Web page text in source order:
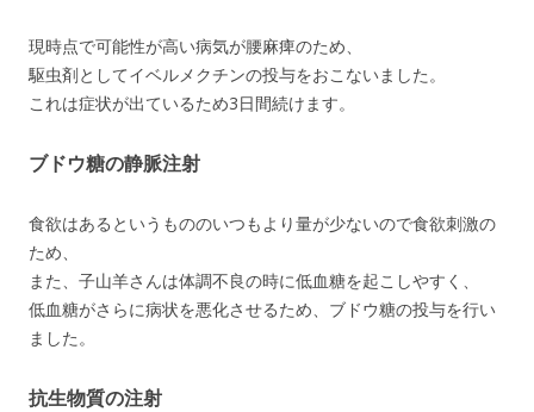
現時点で可能性が高い病気が腰麻痺のため、
駆虫剤としてイベルメクチンの投与をおこないました。
これは症状が出ているため3日間続けます。
ブドウ糖の静脈注射
食欲はあるというもののいつもより量が少ないので食欲刺激の
ため、
また、子山羊さんは体調不良の時に低血糖を起こしやすく、
低血糖がさらに病状を悪化させるため、ブドウ糖の投与を行い
ました。
抗生物質の注射